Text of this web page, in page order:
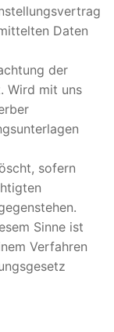
Daten
der
Wird mit uns
sofern
Sinne ist
Verfahren